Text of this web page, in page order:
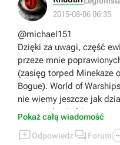
2015-08-06 06:35
@michael151
Dzięki za uwagi, część
przeze mnie
(zasięg torped Minekaze
Bogue). World of
nie wiemy jeszcze jak
system obrażeń i
dużej ogólności.
zapoznanie nowych
Pokaż całą wiadomość
Odpowiedz  Forum